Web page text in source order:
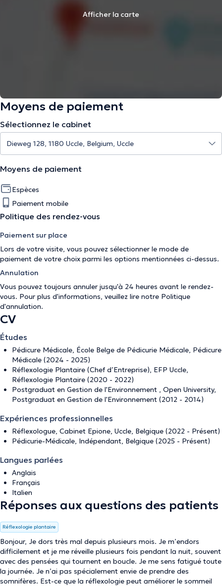
Afficher la carte
Moyens de paiement
Sélectionnez le cabinet
Moyens de paiement
Espèces
Paiement mobile
Politique des rendez-vous
Paiement sur place
Lors de votre visite, vous pouvez sélectionner le mode de
paiement de votre choix parmi les options mentionnées ci-dessus.
Annulation
Vous pouvez toujours annuler jusqu'à 24 heures avant le rendez-
vous. Pour plus d'informations, veuillez lire notre Politique
d'annulation.
CV
Études
Pédicure Médicale, École Belge de Pédicurie Médicale, Pédicure
Médicale (2024 - 2025)
Réflexologie Plantaire (Chef d’Entreprise), EFP Uccle,
Réflexologie Plantaire (2020 - 2022)
Postgraduat en Gestion de l'Environnement , Open University,
Postgraduat en Gestion de l'Environnement (2012 - 2014)
Expériences professionnelles
Réflexologue, Cabinet Epione, Uccle, Belgique (2022 - Présent)
Pédicurie-Médicale, Indépendant, Belgique (2025 - Présent)
Langues parlées
Anglais
Français
Italien
Réponses aux questions des patients
Réflexologie plantaire
Bonjour, Je dors très mal depuis plusieurs mois. Je m’endors
difficilement et je me réveille plusieurs fois pendant la nuit, souvent
avec des pensées qui tournent en boucle. Je me sens fatigué toute
la journée. Je n’ai pas spécialement envie de prendre des
somnifères. Est-ce que la réflexologie peut améliorer le sommeil